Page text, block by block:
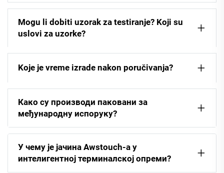
Mogu li dobiti uzorak za testiranje? Koji su
uslovi za uzorke?
Koje je vreme izrade nakon poručivanja?
Како су производи паковани за
међународну испоруку?
У чему је јачина Awstouch-а у
интелигентној терминалској опреми?